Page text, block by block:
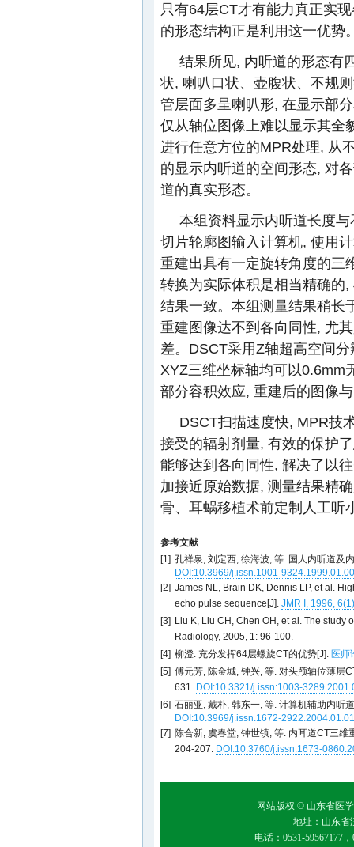
只有64层CT才有能力真正实
的形态结构正是利用这一优势
结果所见, 内听道的形态有
状, 喇叭口状、壶腹状、不规
管层面多呈喇叭形, 在显示部
仅从轴位图像上难以显示其全
进行任意方位的MPR处理, 从
的显示内听道的空间形态, 对
道的真实形态。
本组资料显示内听道长度与
切片轮廓图输入计算机, 使用
重建出具有一定旋转角度的三
转换为实际体积是相当精确的
结果一致。本组测量结果稍长
重建图像达不到各向同性, 尤
差。DSCT采用Z轴超高空间
XYZ三维坐标轴均可以0.6mm
部分容积效应, 重建后的图像
DSCT扫描速度快, MPR技
接受的辐射剂量, 有效的保护
能够达到各向同性, 解决了以
加接近原始数据, 测量结果精
骨、耳蜗移植术前定制人工听
参考文献
[1] 孔祥泉, 刘定西, 徐海波, 等. 国人内听道及
DOI:10.3969/j.issn.1001-
[2] James NL, Brain DK, Dennis LP, et al.
echo pulse sequence[J]. JMR I, 1996,
[3] Liu K, Liu CH, Chen OH, et al. The study
Radiology, 2005, 1: 96-100.
[4] 柳澄. 充分发挥64层螺旋CT的优势[J]. 医师
[5] 傅元芳, 陈金城, 钟兴, 等. 对头颅轴位薄层
631. DOI:10.3321/j.issn:1003-
[6] 石丽亚, 戴朴, 韩东一, 等. 计算机辅助内听
DOI:10.3969/j.issn.1672-
[7] 陈合新, 虞春堂, 钟世镇, 等. 内耳道CT三
204-207. DOI:10.3760/j.issn:1673-